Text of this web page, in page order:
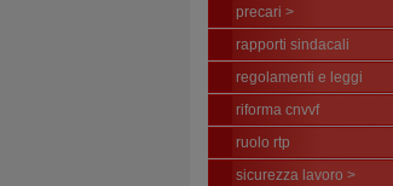
precari >
rapporti sindacali
regolamenti e leggi
riforma cnvvf
ruolo rtp
sicurezza lavoro >